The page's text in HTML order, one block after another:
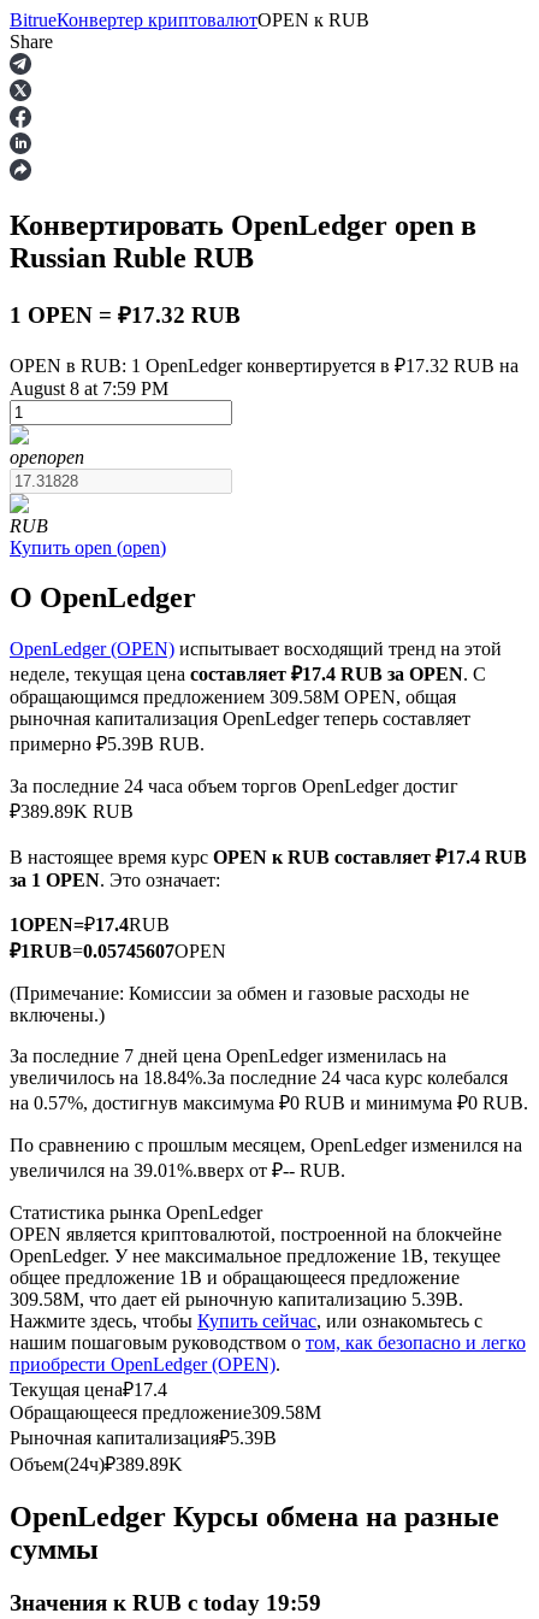
Фьючерсы
USDT-фьючерсы
Фьючерсы с использованием USDT в качестве
Фьючерсы на COIN-M
Криптовалютные фьючерсы
TradFi
Деривативы на акции, форекс, драгоценные металлы и
сырьевые товары
Фьючерсы с использованием USDC в качестве
Копирование торговли
Присоединяйтесь к лучшим трейдерам
BitrueКонвертер криптовалютOPEN к RUB
Share
Конвертировать OpenLedger open в
Russian Ruble RUB
1 OPEN = ₽17.32 RUB
OPEN в RUB: 1 OpenLedger конвертируется в ₽17.32 RUB на
August 8 at 7:59 PM
openopen
RUB
Купить open (open)
О OpenLedger
OpenLedger (OPEN) испытывает восходящий тренд на этой
неделе, текущая цена составляет ₽17.4 RUB за OPEN. С
обращающимся предложением 309.58M OPEN, общая
рыночная капитализация OpenLedger теперь составляет
примерно ₽5.39B RUB.
За последние 24 часа объем торгов OpenLedger достиг
₽389.89K RUB
В настоящее время курс OPEN к RUB составляет ₽17.4 RUB
за 1 OPEN. Это означает:
1OPEN=₽17.4RUB
₽1RUB=0.05745607OPEN
(Примечание: Комиссии за обмен и газовые расходы не
включены.)
За последние 7 дней цена OpenLedger изменилась на
увеличилось на 18.84%.За последние 24 часа курс колебался
на 0.57%, достигнув максимума ₽0 RUB и минимума ₽0 RUB.
По сравнению с прошлым месяцем, OpenLedger изменился на
увеличился на 39.01%.вверх от ₽-- RUB.
Статистика рынка OpenLedger
OPEN является криптовалютой, построенной на блокчейне
OpenLedger. У нее максимальное предложение 1B, текущее
общее предложение 1B и обращающееся предложение
309.58M, что дает ей рыночную капитализацию 5.39B.
Нажмите здесь, чтобы Купить сейчас, или ознакомьтесь с
нашим пошаговым руководством о том, как безопасно и легко
приобрести OpenLedger (OPEN).
Текущая цена₽17.4
Обращающееся предложение309.58M
Рыночная капитализация₽5.39B
Объем(24ч)₽389.89K
OpenLedger Курсы обмена на разные
суммы
Значения к RUB с today 19:59